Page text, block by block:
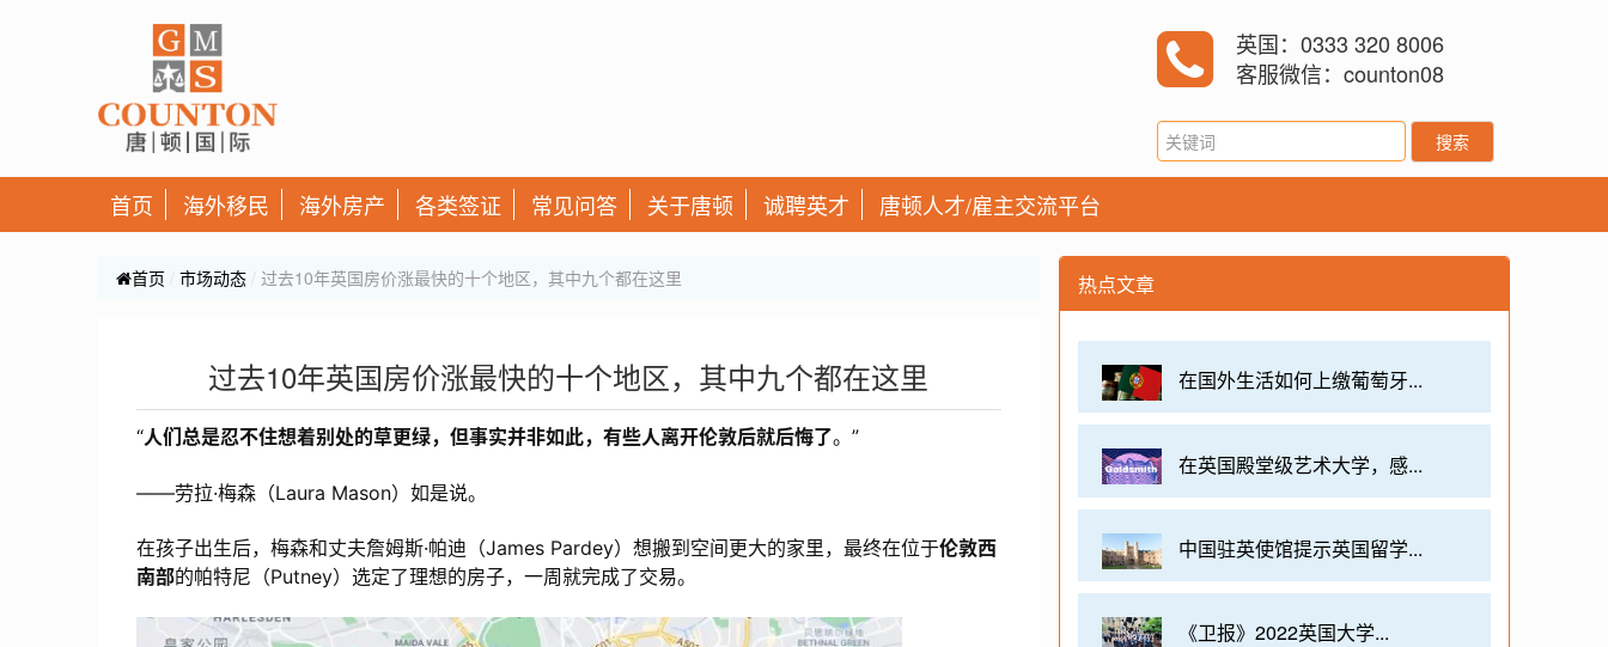
英国：0333 320 8006
客服微信：counton08
搜索
首页 海外移民 海外房产 各类签证 常见问答 关于唐顿 诚聘英才 唐顿人才/雇主交流平台
首页 市场动态 过去10年英国房价涨最快的十个地区，其中九个都在这里
过去10年英国房价涨最快的十个地区，其中九个都在这里
“人们总是忍不住想着别处的草更绿，但事实并非如此，有些人离开伦敦后就后悔了。”
——劳拉·梅森（Laura Mason）如是说。
在孩子出生后，梅森和丈夫詹姆斯·帕迪（James Pardey）想搬到空间更大的家里，最终在位于伦敦西
南部的帕特尼（Putney）选定了理想的房子，一周就完成了交易。
热点文章
在国外生活如何上缴葡萄牙...
在英国殿堂级艺术大学，感...
中国驻英使馆提示英国留学...
《卫报》2022英国大学...